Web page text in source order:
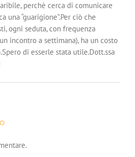
perchè cerca di comunicare
una “guarigione”.Per ciò che
ogni seduta, con frequenza
incontro a settimana), ha un costo
di esserle stata utile.Dott.ssa